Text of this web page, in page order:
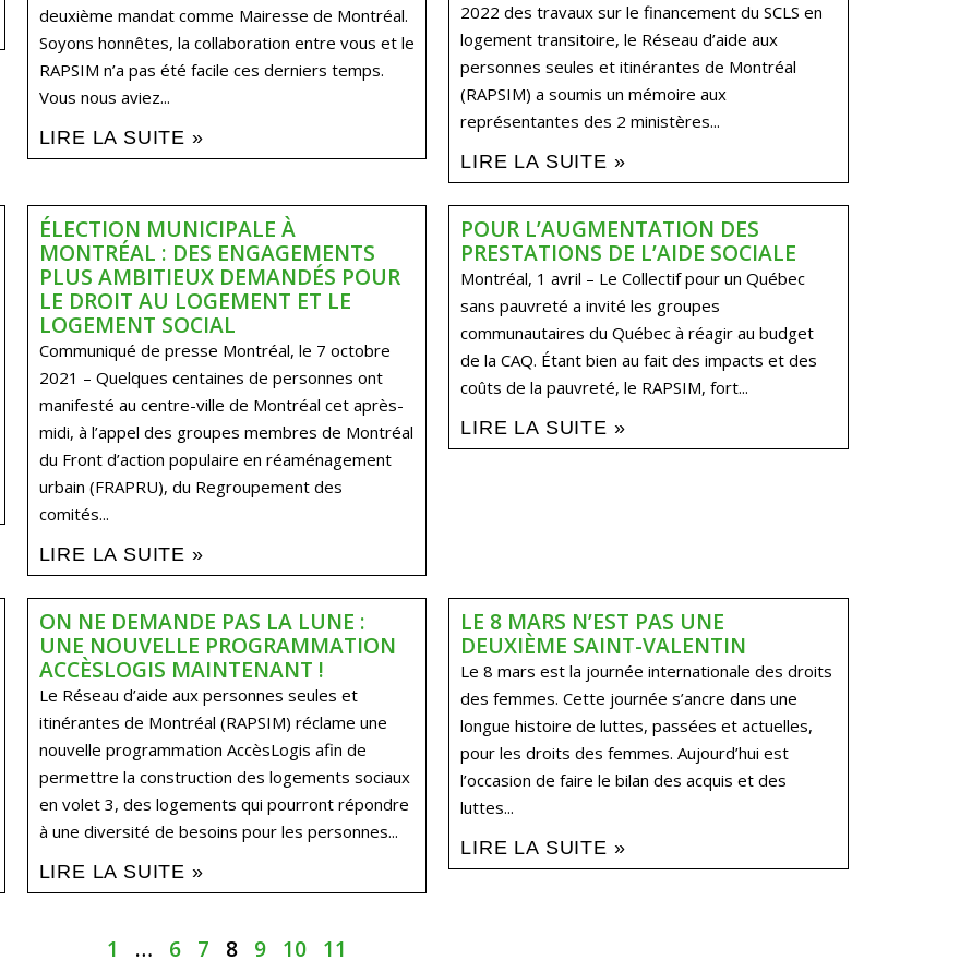
deuxième mandat comme Mairesse de Montréal.
Soyons honnêtes, la collaboration entre vous et le
RAPSIM n’a pas été facile ces derniers temps.
Vous nous aviez...
LIRE LA SUITE »
2022 des travaux sur le financement du SCLS en
logement transitoire, le Réseau d’aide aux
personnes seules et itinérantes de Montréal
(RAPSIM) a soumis un mémoire aux
représentantes des 2 ministères...
LIRE LA SUITE »
ÉLECTION MUNICIPALE À
MONTRÉAL : DES ENGAGEMENTS
PLUS AMBITIEUX DEMANDÉS POUR
LE DROIT AU LOGEMENT ET LE
LOGEMENT SOCIAL
Communiqué de presse Montréal, le 7 octobre
2021 – Quelques centaines de personnes ont
manifesté au centre-ville de Montréal cet après-
midi, à l’appel des groupes membres de Montréal
du Front d’action populaire en réaménagement
urbain (FRAPRU), du Regroupement des
comités...
LIRE LA SUITE »
POUR L’AUGMENTATION DES
PRESTATIONS DE L’AIDE SOCIALE
Montréal, 1 avril – Le Collectif pour un Québec
sans pauvreté a invité les groupes
communautaires du Québec à réagir au budget
de la CAQ. Étant bien au fait des impacts et des
coûts de la pauvreté, le RAPSIM, fort...
LIRE LA SUITE »
ON NE DEMANDE PAS LA LUNE :
UNE NOUVELLE PROGRAMMATION
ACCÈSLOGIS MAINTENANT !
Le Réseau d’aide aux personnes seules et
itinérantes de Montréal (RAPSIM) réclame une
nouvelle programmation AccèsLogis afin de
permettre la construction des logements sociaux
en volet 3, des logements qui pourront répondre
à une diversité de besoins pour les personnes...
LIRE LA SUITE »
LE 8 MARS N’EST PAS UNE
DEUXIÈME SAINT-VALENTIN
Le 8 mars est la journée internationale des droits
des femmes. Cette journée s’ancre dans une
longue histoire de luttes, passées et actuelles,
pour les droits des femmes. Aujourd’hui est
l’occasion de faire le bilan des acquis et des
luttes...
LIRE LA SUITE »
1 … 6 7 8 9 10 11